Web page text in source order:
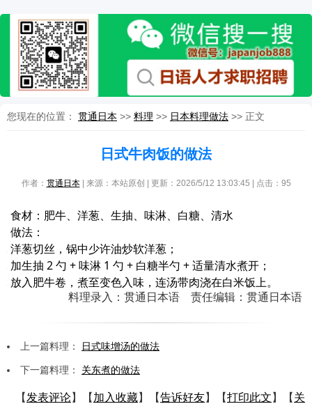
您现在的位置： 贯通日本 >> 料理 >> 日本料理做法 >> 正文
日式牛肉饭的做法
作者： 贯通日本| 来源：本站原创 | 更新：2026/5/12 13:03:45 | 点击： 95
食材：肥牛、洋葱、生抽、味淋、白糖、清水
做法：
洋葱切丝，锅中少许油炒软洋葱；
加生抽 2 勺 + 味淋 1 勺 + 白糖半勺 + 适量清水煮开；
放入肥牛卷，煮至变色入味，连汤带肉浇在白米饭上。
料理录入：贯通日本语 责任编辑：贯通日本语
上一篇料理： 日式味增汤的做法
下一篇料理： 关东煮的做法
【 发表评论】【 加入收藏】【告诉好友】【打印此文 】【 关